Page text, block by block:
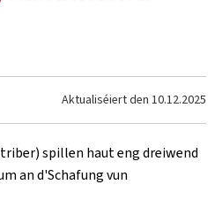
Aktualiséiert den 10.12.2025
spillen haut eng dreiwend
an d'Schafung vun